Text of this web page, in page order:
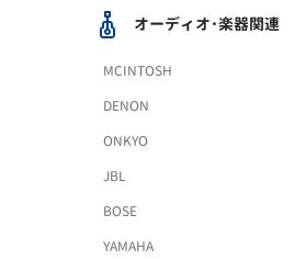
オーディオ･楽器関連
MCINTOSH
DENON
ONKYO
JBL
BOSE
YAMAHA